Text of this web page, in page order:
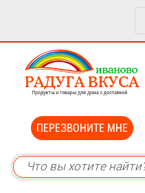
ПЕРЕЗВОНИТЕ МНЕ